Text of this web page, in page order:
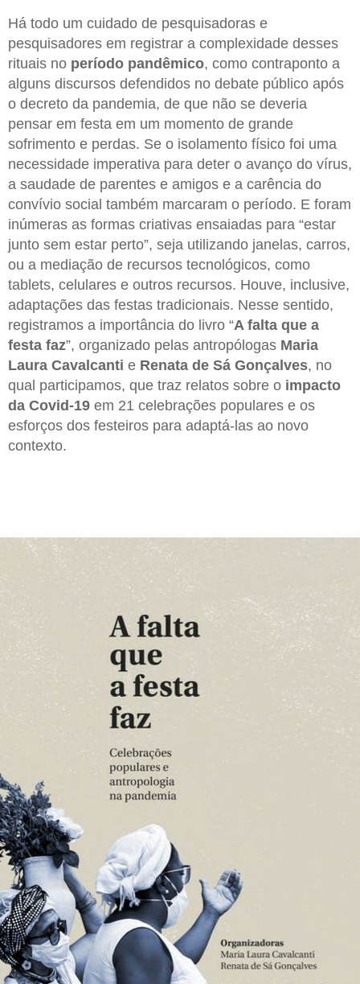
Há todo um cuidado de pesquisadoras e
pesquisadores em registrar a complexidade desses
rituais no período pandêmico, como contraponto a
alguns discursos defendidos no debate público após
o decreto da pandemia, de que não se deveria
pensar em festa em um momento de grande
sofrimento e perdas. Se o isolamento físico foi uma
necessidade imperativa para deter o avanço do vírus,
a saudade de parentes e amigos e a carência do
convívio social também marcaram o período. E foram
inúmeras as formas criativas ensaiadas para “estar
junto sem estar perto”, seja utilizando janelas, carros,
ou a mediação de recursos tecnológicos, como
tablets, celulares e outros recursos. Houve, inclusive,
adaptações das festas tradicionais. Nesse sentido,
registramos a importância do livro “A falta que a
festa faz”, organizado pelas antropólogas Maria
Laura Cavalcanti e Renata de Sá Gonçalves, no
qual participamos, que traz relatos sobre o impacto
da Covid-19 em 21 celebrações populares e os
esforços dos festeiros para adaptá-las ao novo
contexto.